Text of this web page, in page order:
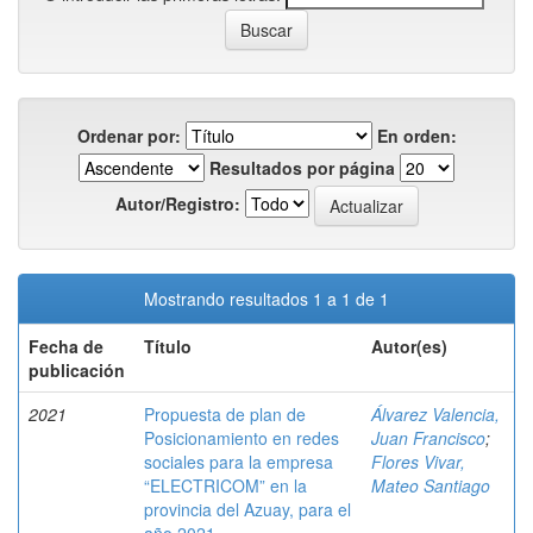
Ordenar por:
En orden:
Resultados por página
Autor/Registro:
Mostrando resultados 1 a 1 de 1
Fecha de
publicación
Título Autor(es)
2021
Propuesta de plan de
Posicionamiento en redes
sociales para la empresa
“ELECTRICOM” en la
provincia del Azuay, para el
Álvarez Valencia,
Juan Francisco;
Flores Vivar,
Mateo Santiago